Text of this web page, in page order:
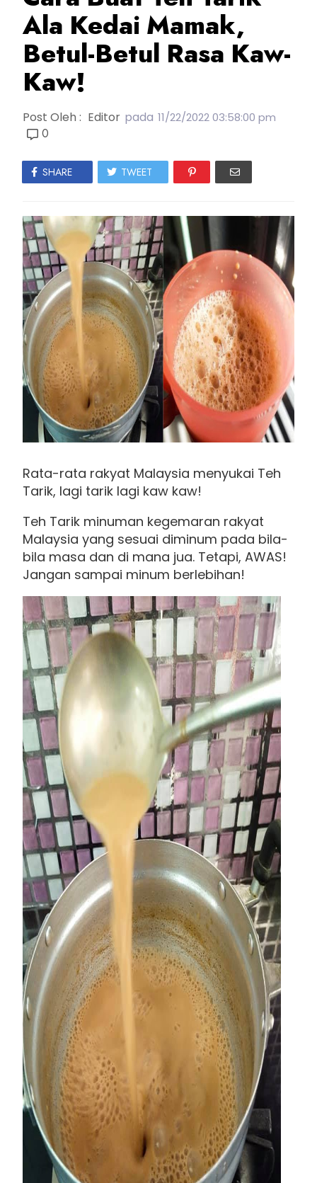
Ala Kedai Mamak,
Betul-Betul Rasa Kaw-
Kaw!
Post Oleh : Editor pada 11/22/2022 03:58:00 pm
0
SHARE TWEET
Rata-rata rakyat Malaysia menyukai Teh
Tarik, lagi tarik lagi kaw kaw!
Teh Tarik minuman kegemaran rakyat
Malaysia yang sesuai diminum pada bila-
bila masa dan di mana jua. Tetapi, AWAS!
Jangan sampai minum berlebihan!